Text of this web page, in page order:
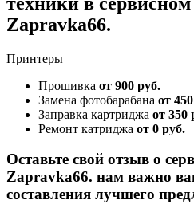
Zapravka66.
Принтеры
Прошивка от 900 руб.
Замена фотобарабана от
Заправка картриджа от 350
Ремонт катриджа от 0 руб.
Оставьте свой отзыв о
Zapravka66. нам важно
составления лучшего